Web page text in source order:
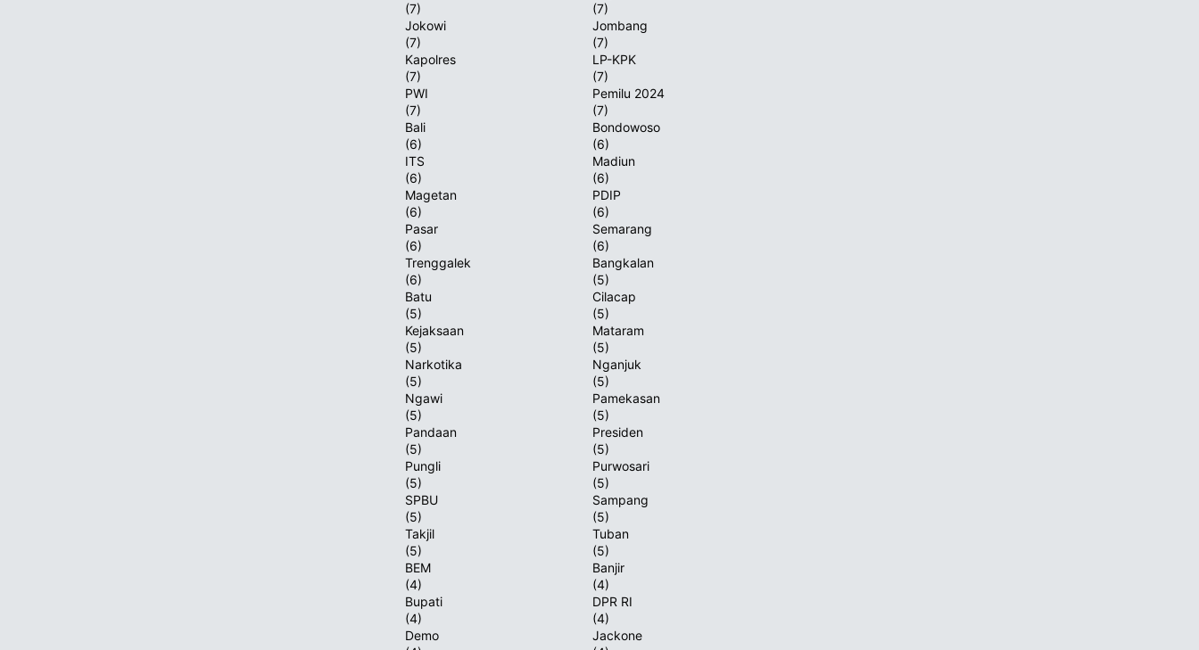
(7)
(7)
Jokowi
(7)
Jombang
(7)
Kapolres
(7)
LP-KPK
(7)
PWI
(7)
Pemilu 2024
(7)
Bali
(6)
Bondowoso
(6)
ITS
(6)
Madiun
(6)
Magetan
(6)
PDIP
(6)
Pasar
(6)
Semarang
(6)
Trenggalek
(6)
Bangkalan
(5)
Batu
(5)
Cilacap
(5)
Kejaksaan
(5)
Mataram
(5)
Narkotika
(5)
Nganjuk
(5)
Ngawi
(5)
Pamekasan
(5)
Pandaan
(5)
Presiden
(5)
Pungli
(5)
Purwosari
(5)
SPBU
(5)
Sampang
(5)
Takjil
(5)
Tuban
(5)
BEM
(4)
Banjir
(4)
Bupati
(4)
DPR RI
(4)
Demo
Jackone